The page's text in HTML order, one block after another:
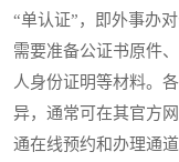
“单认证”，即外事办
需要准备公证书原件
人身份证明等材料。
异，通常可在其官方
通在线预约和办理通